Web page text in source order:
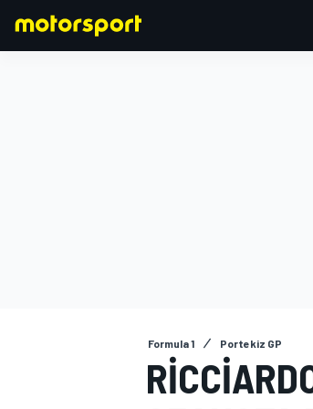
Formula 1 Portekiz GP